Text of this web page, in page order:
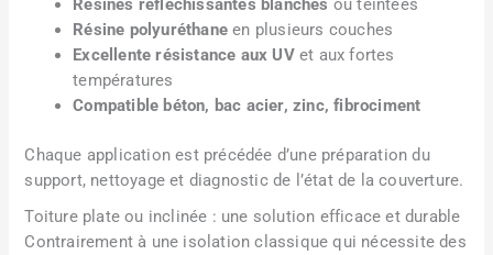
Résines réfléchissantes blanches ou teintées
Résine polyuréthane en plusieurs couches
Excellente résistance aux UVet aux fortes
températures
Compatible béton, bac acier, zinc, fibrociment
Chaque application est précédée d’une préparation du
support, nettoyage et diagnostic de l’état de la couverture.
Toiture plate ou inclinée : une solution efficace et durable
Contrairement à une isolation classique qui nécessite des